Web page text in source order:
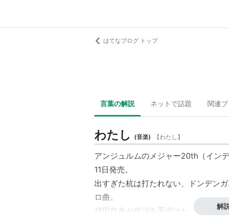
はてなブログ トップ
言葉の解説 ネットで話題 関連
わたし (音楽) 【わたし 】
アンジュルムのメジャー20th（イン
11日発売。
出すぎた杭は打たれない、ドンデン
ロ曲。
福田自身が作詞を手掛けた。
解